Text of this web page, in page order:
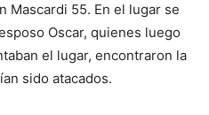
Mascardi 55. En el lugar se
Oscar, quienes luego
el lugar, encontraron la
sido atacados.